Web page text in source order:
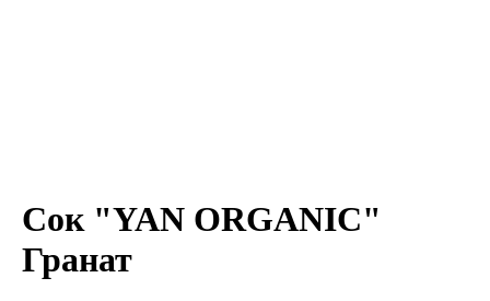
Сок "YAN ORGANIC"
Гранат